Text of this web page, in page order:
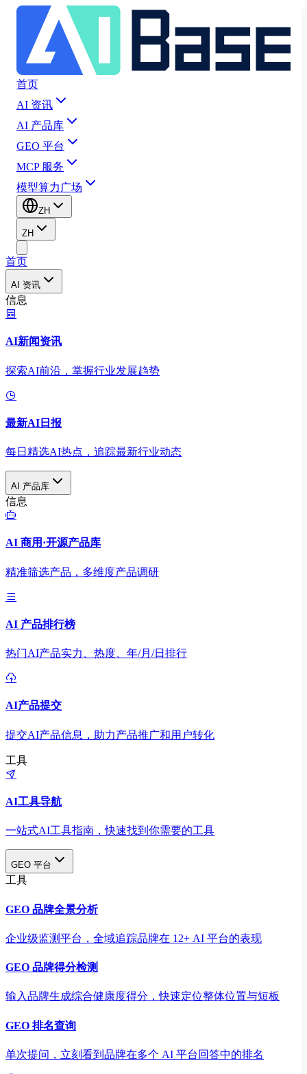
首页
AI 资讯
AI 产品库
GEO 平台
MCP 服务
模型算力广场
ZH
ZH
首页
AI 资讯
信息
AI新闻资讯
探索AI前沿，掌握行业发展趋势
最新AI日报
每日精选AI热点，追踪最新行业动态
AI 产品库
信息
AI 商用·开源产品库
精准筛选产品，多维度产品调研
AI 产品排行榜
热门AI产品实力、热度、年/月/日排行
AI产品提交
提交AI产品信息，助力产品推广和用户转化
工具
AI工具导航
一站式AI工具指南，快速找到你需要的工具
GEO 平台
工具
GEO 品牌全景分析
企业级监测平台，全域追踪品牌在 12+ AI 平台的表现
GEO 品牌得分检测
输入品牌生成综合健康度得分，快速定位整体位置与短板
GEO 排名查询
单次提问，立刻看到品牌在多个 AI 平台回答中的排名